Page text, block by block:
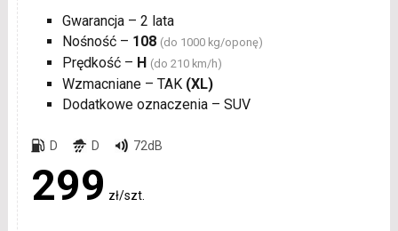
Gwarancja – 2 lata
Nośność – 108 (do 1000 kg/oponę)
Prędkość – H (do 210 km/h)
Wzmacniane – TAK (XL)
Dodatkowe oznaczenia – SUV
D D 72dB
299 zł/szt.